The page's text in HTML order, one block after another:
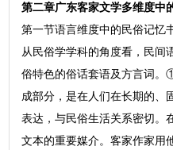
第二章广东客家文学多维度中
第一节语言维度中的民俗记忆
从民俗学学科的角度看，民间
俗特色的俗话套语及方言词。
成部分，是在人们在长期的、
表达，与民俗生活关系密切。
文本的重要媒介。客家作家用